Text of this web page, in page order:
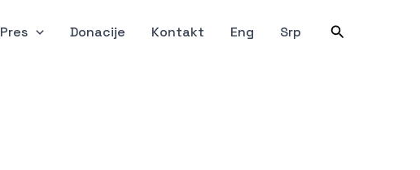
Pres Donacije Kontakt Eng Srp Претрага